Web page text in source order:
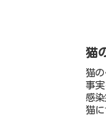
猫
猫
事
感
猫